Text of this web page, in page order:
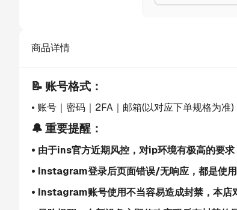
商品详情
📝 账号格式：
• 账号｜密码｜2FA｜邮箱(以对应下单规格为准)
🔔 重要提醒：
• 由于ins官方近期风控，对ip环境有极高的要
• Instagram登录后页面错误/无响应，都是使
• Instagram账号使用不当容易造成封禁，本店